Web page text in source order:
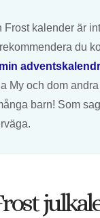
Frost kalender är
du
My och dom
barn! Som